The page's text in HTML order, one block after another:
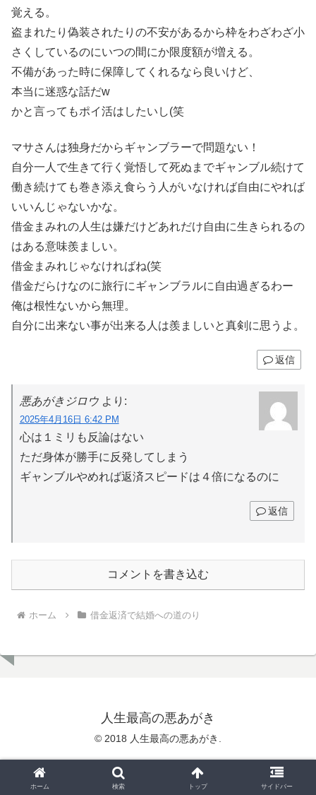
覚える。
盗まれたり偽装されたりの不安があるから枠をわざわざ小
さくしているのにいつの間にか限度額が増える。
不備があった時に保障してくれるなら良いけど、
本当に迷惑な話だw
かと言ってもポイ活はしたいし(笑
マサさんは独身だからギャンブラーで問題ない！
自分一人で生きて行く覚悟して死ぬまでギャンブル続けて
働き続けても巻き添え食らう人がいなければ自由にやれば
いいんじゃないかな。
借金まみれの人生は嫌だけどあれだけ自由に生きられるの
はある意味羨ましい。
借金まみれじゃなければね(笑
借金だらけなのに旅行にギャンブラルに自由過ぎるわー
俺は根性ないから無理。
自分に出来ない事が出来る人は羨ましいと真剣に思うよ。
返信
悪あがきジロウ より:
2025年4月16日 6:42 PM
心は１ミリも反論はない
ただ身体が勝手に反発してしまう
ギャンブルやめれば返済スピードは４倍になるのに
返信
コメントを書き込む
ホーム 借金返済で結婚への道のり
人生最高の悪あがき
© 2018 人生最高の悪あがき.
ホーム 検索 トップ サイドバー